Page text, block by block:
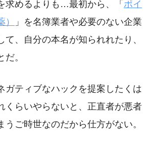
求めるよりも…最初から、「ポイ
」を名簿業者や必要のない企業
て、自分の本名が知られれたり、
。
ガティブなハックを提案したくは
くらいやらないと、正直者が悪者
うご時世なのだから仕方がない。